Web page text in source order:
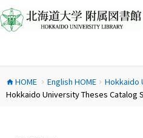
ン
テ
ス
キ
home HOME chevron_right English HOMEchevron_right Hokkaido
Hokkaido University Theses Catalog